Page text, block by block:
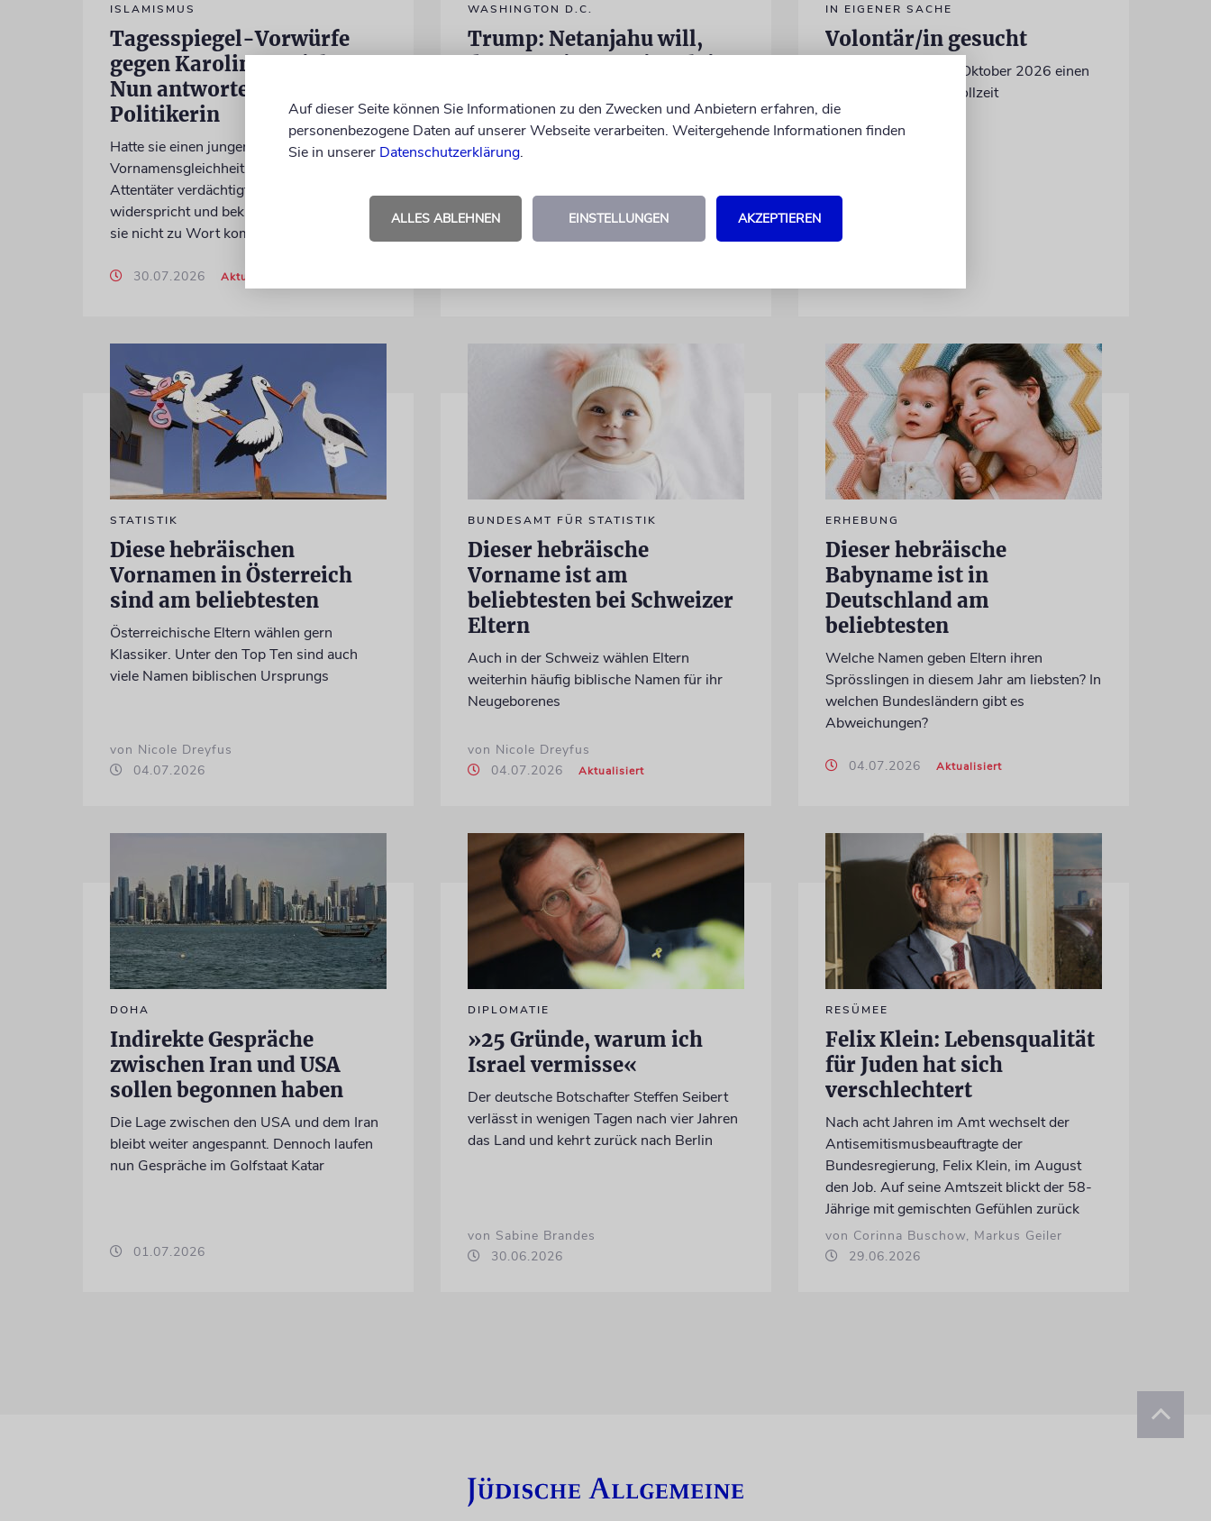
ISLAMISMUS
Tagesspiegel-Vorwürfe
gegen Karoline Preisler:
Nun antwortet die FDP-
Politikerin
Hatte sie einen jungen Mann wegen einer
Vornamensgleichheit zu Unrecht als CSD-
Attentäter verdächtigt? Preisler
widerspricht und beklagt, die Zeitung habe
sie nicht zu Wort kommen lassen
30.07.2026 Aktualisiert
WASHINGTON D.C.
Trump: Netanjahu will,
Unterschiedliche Interessen Israels und der
USA sind im Iran-Krieg mehrfach zutage
getreten. Kurz vor seinem Treffen mit
Differenzen nicht überwunden sind
IN EIGENER SACHE
Volontär/in gesucht
Wir suchen zum 15. Oktober 2026 einen
Volontär (m/w/d) in Vollzeit
STATISTIK
Diese hebräischen
Vornamen in Österreich
sind am beliebtesten
Österreichische Eltern wählen gern
Klassiker. Unter den Top Ten sind auch
viele Namen biblischen Ursprungs
von Nicole Dreyfus
04.07.2026
BUNDESAMT FÜR STATISTIK
Dieser hebräische
Vorname ist am
beliebtesten bei Schweizer
Eltern
Auch in der Schweiz wählen Eltern
weiterhin häufig biblische Namen für ihr
Neugeborenes
von Nicole Dreyfus
04.07.2026
Aktualisiert
ERHEBUNG
Dieser hebräische
Babyname ist in
Deutschland am
beliebtesten
Welche Namen geben Eltern ihren
Sprösslingen in diesem Jahr am liebsten? In
welchen Bundesländern gibt es
Abweichungen?
04.07.2026 Aktualisiert
DOHA
Indirekte Gespräche
zwischen Iran und USA
sollen begonnen haben
Die Lage zwischen den USA und dem Iran
bleibt weiter angespannt. Dennoch laufen
nun Gespräche im Golfstaat Katar
01.07.2026
DIPLOMATIE
»25 Gründe, warum ich
Israel vermisse«
Der deutsche Botschafter Steffen Seibert
verlässt in wenigen Tagen nach vier Jahren
das Land und kehrt zurück nach Berlin
von Sabine Brandes
30.06.2026
RESÜMEE
Felix Klein: Lebensqualität
für Juden hat sich
verschlechtert
Nach acht Jahren im Amt wechselt der
Antisemitismusbeauftragte der
Bundesregierung, Felix Klein, im August
den Job. Auf seine Amtszeit blickt der 58-
Jährige mit gemischten Gefühlen zurück
von Corinna Buschow, Markus Geiler
29.06.2026
Auf dieser Seite können Sie Informationen zu den Zwecken und Anbietern erfahren, die
personenbezogene Daten auf unserer Webseite verarbeiten. Weitergehende Informationen finden
Sie in unserer Datenschutzerklärung.
ALLES ABLEHNEN EINSTELLUNGEN AKZEPTIEREN